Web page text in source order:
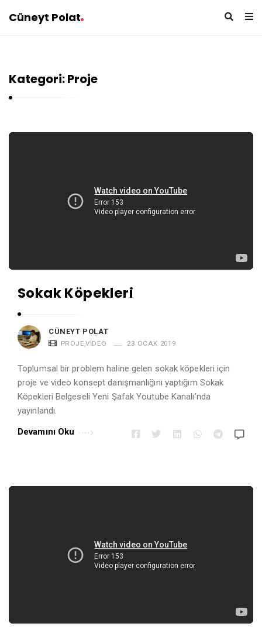
Cüneyt Polat
Kategori: Proje
o
Sokak Köpekleri
CÜNEYT POLAT
PROJE,VIDEO 23 OCAK 2019
Toplumsal bir problem haline gelen sokak köpekleri için
proje ve video konsept danışmanlığını yaptığım Sokak
Köpekleri Belgeseli Yeni Şafak Youtube Kanalı’nda
yayınlandı.
Devamını Oku